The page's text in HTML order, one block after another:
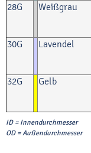
28G Weißgrau
30G Lavendel
32G Gelb
ID = Innendurchmesser
OD = Außendurchmesser